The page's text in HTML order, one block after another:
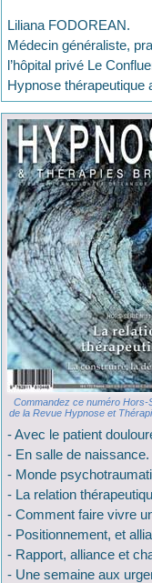
Liliana FODOREAN.
Médecin généraliste,
l’hôpital privé Le
Hypnose thérapeutique
Commandez ce numéro Hors-
de la Revue Hypnose et
- Avec le patient
- En salle de
- Monde
- La relation
- Comment faire vivre
- Positionnement, et
- Rapport, alliance et
- Une semaine aux